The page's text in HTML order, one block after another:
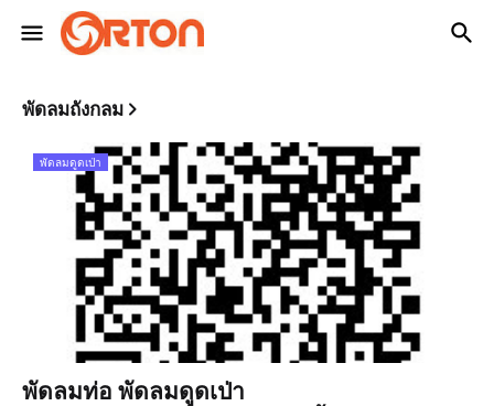
พัดลมถังกลม
พัดลมดูดเป่า
พัดลมท่อ พัดลมดูดเป่า